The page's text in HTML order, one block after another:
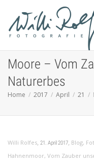
Moore – Vom
Naturerbes
Home 2017 April 21
Willi Rolfes, 21. April 2017, Blog,
Hahnenmoor, Vom Zauber